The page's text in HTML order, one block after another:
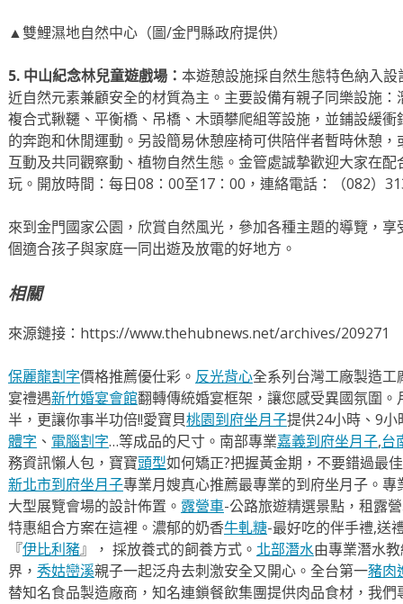
▲雙鯉濕地自然中心（圖/金門縣政府提供）
5. 中山紀念林兒童遊戲場： 本遊憩設施採自然生態特色納入
近自然元素兼顧安全的材質為主。主要設備有親子同樂設施
複合式鞦韆、平衡橋、吊橋、木頭攀爬組等設施，並鋪設緩
的奔跑和休閒運動。另設簡易休憩座椅可供陪伴者暫時休憩
互動及共同觀察動、植物自然生態。金管處誠摯歡迎大家在
玩。開放時間：每日08：00至17：00，連絡電話：（082）
來到金門國家公園，欣賞自然風光，參加各種主題的導覽，
個適合孩子與家庭一同出遊及放電的好地方。
相關
來源鏈接：https://www.thehubnews.net/archives/209271
保麗龍割字價格推薦優仕彩。 反光背心全系列台灣工廠製造
宴禮遇新竹婚宴會館翻轉傳統婚宴框架，讓您感受異國氛圍。
半，更讓你事半功倍!!愛寶貝桃園到府坐月子提供24小時、9
體字 、 電腦割字…等成品的尺寸。南部專業嘉義到府坐月子,台
務資訊懶人包，寶寶頭型如何矯正?把握黃金期，不要錯過最
新北市到府坐月子專業月嫂真心推薦最專業的到府坐月子。專
大型展覽會場的設計佈置。 露營車-公路旅遊精選景點，租露
特惠組合方案在這裡。濃郁的奶香牛軋糖-最好吃的伴手禮,送
『伊比利豬』， 採放養式的飼養方式。 北部潛水由專業潛水
界， 秀姑巒溪親子一起泛舟去​刺激安全又開心。全台第一豬肉
替知名食品製造廠商，知名連鎖餐飲集團提供肉品食材，我